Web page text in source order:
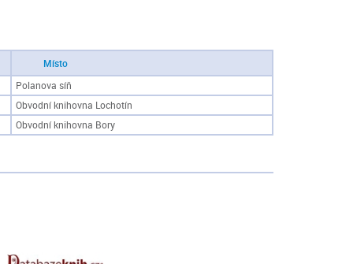
Místo
Polanova síň
Obvodní knihovna Lochotín
Obvodní knihovna Bory